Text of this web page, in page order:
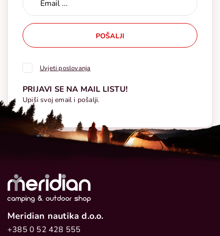
POŠALJI
Uvjeti poslovanja
PRIJAVI SE NA MAIL LISTU!
Upiši svoj email i pošalji.
Meridian nautika d.o.o.
+385 0 52 428 555